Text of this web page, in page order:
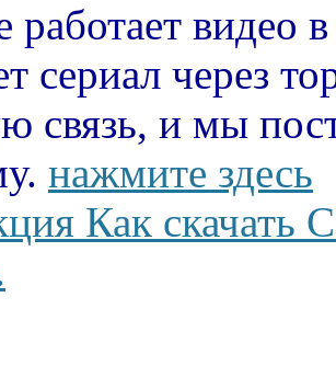
работает видео
сериал через
связь, и мы
нажмите здесь
Как скачать